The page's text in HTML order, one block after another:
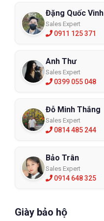
Đặng Quốc Vinh
Sales Expert
0911 125 371
Anh Thư
Sales Expert
0399 055 048
Đỗ Minh Thắng
Sales Expert
0814 485 244
Bảo Trân
Sales Expert
0914 648 325
Giày bảo hộ